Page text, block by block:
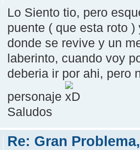
Lo Siento tio, pero
puente ( que esta roto
donde se revive y un
laberinto, cuando voy
deberia ir por ahi, pero
personaje
Saludos
Re: Gran